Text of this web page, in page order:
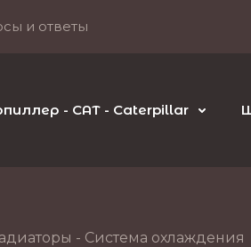
и ответы
- CAT - Caterpillar
- Система охлаждения